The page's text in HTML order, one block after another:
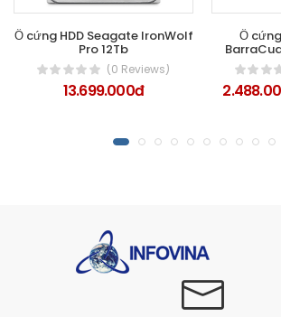
Ổ cứng HDD Seagate IronWolf
Pro 12Tb
(0 Reviews)
13.699.000đ
Ổ